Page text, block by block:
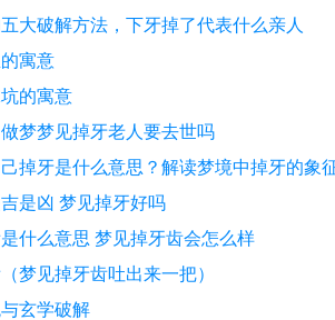
大破解方法，下牙掉了代表什么亲人
寓意
的寓意
梦梦见掉牙老人要去世吗
掉牙是什么意思？解读梦境中掉牙的象
是凶 梦见掉牙好吗
什么意思 梦见掉牙齿会怎么样
梦见掉牙齿吐出来一把）
玄学破解